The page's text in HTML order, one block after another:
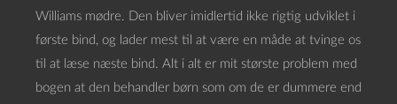
Williams mødre. Den bliver imidlertid ikke rigtig udviklet i
første bind, og lader mest til at være en måde at tvinge os
til at læse næste bind. Alt i alt er mit største problem med
bogen at den behandler børn som om de er dummere end